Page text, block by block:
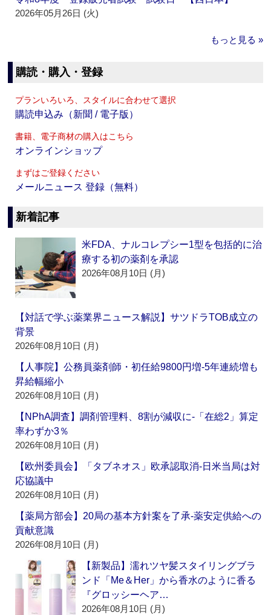
2026年05月26日 (火)
もっと見る »
購読・購入・登録
プランいろいろ、スタイルに合わせて選択
購読申込み（新聞 / 電子版）
書籍、電子商材の購入はこちら
オンラインショップ
まずはご登録ください
メールニュース 登録（無料）
新着記事
米FDA、ナルコレプシー1型を包括的に治
療する初の薬剤を承認
2026年08月10日 (月)
【対話で学ぶ薬業界ニュース解説】サツドラTOB成立の
背景
2026年08月10日 (月)
【人事院】公務員薬剤師・初任給9800円増‐5年連続増も
昇給幅縮小
2026年08月10日 (月)
【NPhA調査】調剤管理料、8割が減収に‐「在総2」算定
率わずか3％
2026年08月10日 (月)
【欧州委員会】「タブネオス」欧承認取消‐日米当局は対
応協議中
2026年08月10日 (月)
【薬局方部会】20局の基本方針案を了承‐薬安定供給への
貢献意識
2026年08月10日 (月)
【新製品】濡れツヤ髪スタイリングブラ
ンド「Me＆Her」から香水のように香る
『グロッシーヘア…
2026年08月10日 (月)